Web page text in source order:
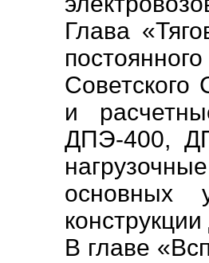
Глава
и
ДПЭ-400,
основных
В главе